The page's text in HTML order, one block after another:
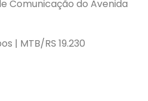
Comunicação do Avenida
| MTB/RS 19.230